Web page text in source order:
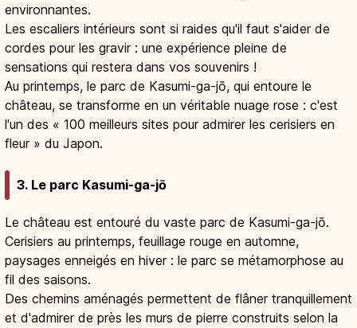
environnantes.
Les escaliers intérieurs sont si raides qu'il faut s'aider de
cordes pour les gravir : une expérience pleine de
sensations qui restera dans vos souvenirs !
Au printemps, le parc de Kasumi-ga-jō, qui entoure le
château, se transforme en un véritable nuage rose : c'est
l'un des « 100 meilleurs sites pour admirer les cerisiers en
fleur » du Japon.
3. Le parc Kasumi-ga-jō
Le château est entouré du vaste parc de Kasumi-ga-jō.
Cerisiers au printemps, feuillage rouge en automne,
paysages enneigés en hiver : le parc se métamorphose au
fil des saisons.
Des chemins aménagés permettent de flâner tranquillement
et d'admirer de près les murs de pierre construits selon la